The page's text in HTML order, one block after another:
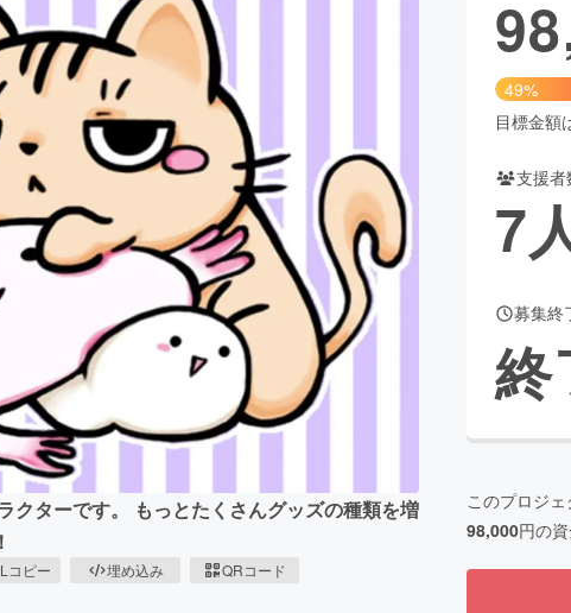
ゲーム・サービス開発
書籍・雑誌出版
ビューティー・ヘルスケ
CAMPFIRE for Social GoodCAMPFIRE Creation
CAMPFIREふるさと納税
machi-ya
クターです。 もっとたくさんグッズの種類を増
コピー 埋め込み QRコード
49%
目標金額
支援者
7
募集終
終
このプロジ
98,000円の